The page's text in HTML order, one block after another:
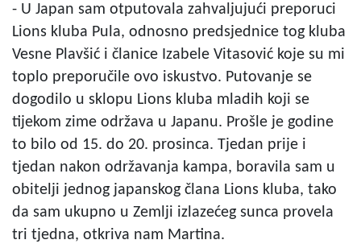
- U Japan sam otputovala zahvaljujući preporuci
Lions kluba Pula, odnosno predsjednice tog kluba
Vesne Plavšić i članice Izabele Vitasović koje su mi
toplo preporučile ovo iskustvo. Putovanje se
dogodilo u sklopu Lions kluba mladih koji se
tijekom zime održava u Japanu. Prošle je godine
to bilo od 15. do 20. prosinca. Tjedan prije i
tjedan nakon održavanja kampa, boravila sam u
obitelji jednog japanskog člana Lions kluba, tako
da sam ukupno u Zemlji izlazećeg sunca provela
tri tjedna, otkriva nam Martina.